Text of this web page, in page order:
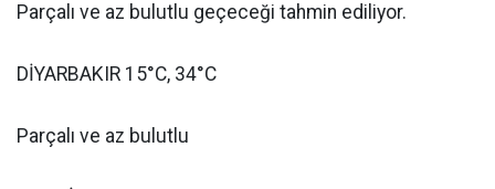
Parçalı ve az bulutlu geçeceği tahmin ediliyor.
DİYARBAKIR 15°C, 34°C
Parçalı ve az bulutlu